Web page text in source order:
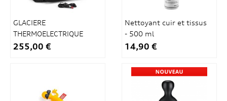
GLACIERE
THERMOELECTRIQUE
14L
255,00 €
Nettoyant cuir et tissus
- 500 ml
14,90 €